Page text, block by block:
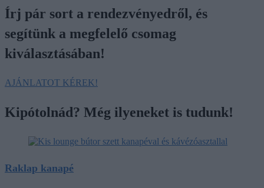
Írj pár sort a rendezvényedről, és
segítünk a megfelelő csomag
kiválasztásában!
AJÁNLATOT KÉREK!
Kipótolnád? Még ilyeneket is tudunk!
Raklap kanapé